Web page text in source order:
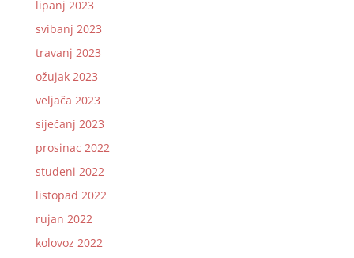
lipanj 2023
svibanj 2023
travanj 2023
ožujak 2023
veljača 2023
siječanj 2023
prosinac 2022
studeni 2022
listopad 2022
rujan 2022
kolovoz 2022